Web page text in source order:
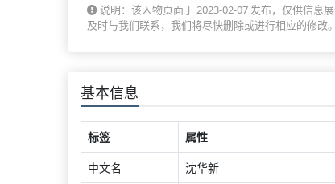
说明：该人物页面于 2023-02-07 发布，仅供信息
及时与我们联系，我们将尽快删除或进行相应的修改
基本信息
标签
属性
中文名
沈华新